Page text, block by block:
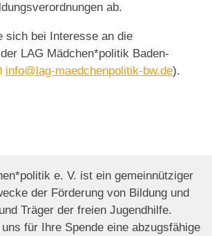
ab.
sich bei Interesse an die
LAG Mädchen*politik Baden-
info@lag-maedchenpolitik-bw.de).
e. V. ist ein gemeinnütziger
der Förderung von Bildung und
Träger der freien Jugendhilfe.
für Ihre Spende eine abzugsfähige